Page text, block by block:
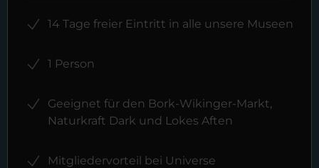
14 Tage freier Eintritt in alle unsere Museen
1 Person
Geeignet für den Bork-Wikinger-Markt,
Naturkraft Dark und Lokes Aften
Mitgliedervorteil bei Universe